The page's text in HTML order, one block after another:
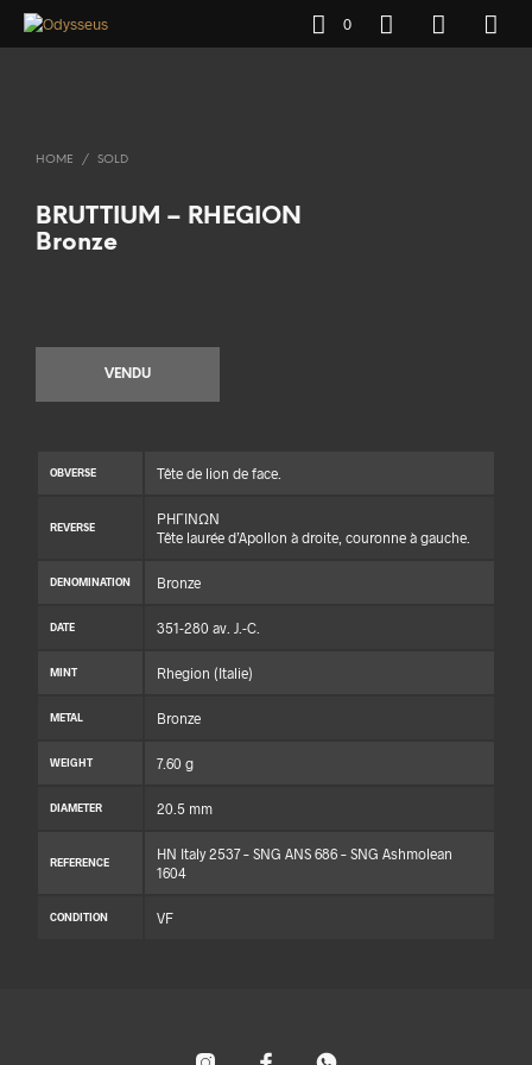
0
HOME / SOLD
BRUTTIUM – RHEGION
Bronze
VENDU
OBVERSE Tête de lion de face.
REVERSE
PHΓINΩN
Tête laurée d’Apollon à droite, couronne à gauche.
DENOMINATION Bronze
DATE 351-280 av. J.-C.
MINT Rhegion (Italie)
METAL Bronze
WEIGHT 7.60 g
DIAMETER 20.5 mm
REFERENCE
HN Italy 2537 – SNG ANS 686 – SNG Ashmolean
1604
CONDITION VF